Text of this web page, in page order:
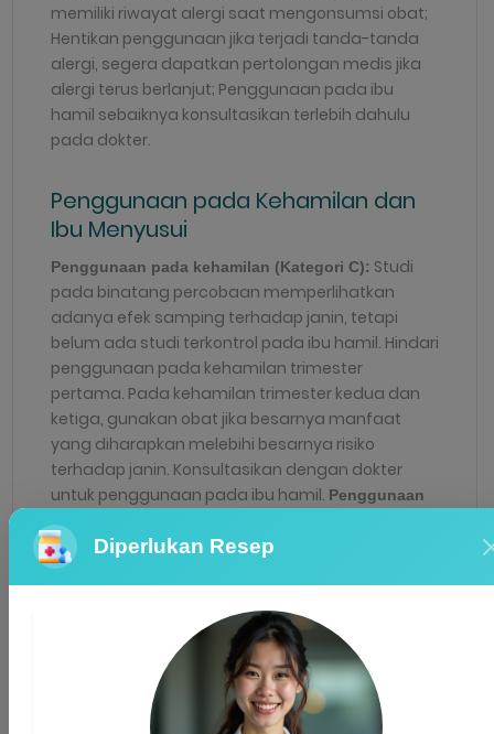
Diperlukan Resep
memiliki riwayat alergi saat mengonsumsi obat;
Hentikan penggunaan jika terjadi tanda-tanda
alergi, segera dapatkan pertolongan medis jika
alergi terus berlanjut; Penggunaan pada ibu
hamil sebaiknya konsultasikan terlebih dahulu
pada dokter.
Penggunaan pada Kehamilan dan
Ibu Menyusui
Penggunaan pada kehamilan (Kategori C): Studi
pada binatang percobaan memperlihatkan
adanya efek samping terhadap janin, tetapi
belum ada studi terkontrol pada ibu hamil. Hindari
penggunaan pada kehamilan trimester
pertama. Pada kehamilan trimester kedua dan
ketiga, gunakan obat jika besarnya manfaat
yang diharapkan melebihi besarnya risiko
terhadap janin. Konsultasikan dengan dokter
untuk penggunaan pada ibu hamil. Penggunaan
dalam ASI. Konsultasikan dengan dokter untuk
penggunaan obat ini pada ibu menyusui.